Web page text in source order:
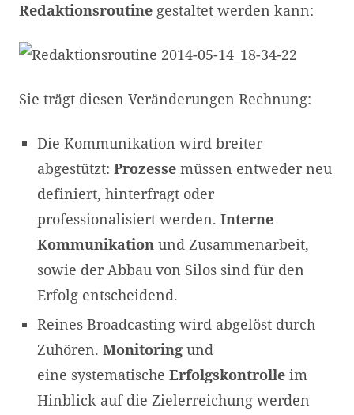
Redaktionsroutine gestaltet werden kann:
Sie trägt diesen Veränderungen Rechnung:
Die Kommunikation wird breiter
abgestützt: Prozessemüssen entweder neu
definiert, hinterfragt oder
professionalisiert werden. Interne
Kommunikationund Zusammenarbeit,
sowie der Abbau von Silos sind für den
Erfolg entscheidend.
Reines Broadcasting wird abgelöst durch
Zuhören. Monitoringund
eine systematische Erfolgskontrolle im
Hinblick auf die Zielerreichung werden